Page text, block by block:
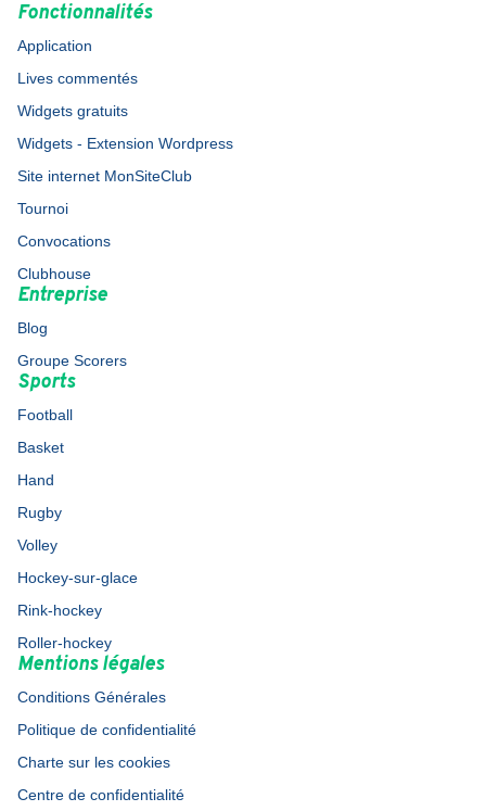
Fonctionnalités
Application
Lives commentés
Widgets gratuits
Widgets - Extension Wordpress
Site internet MonSiteClub
Tournoi
Convocations
Clubhouse
Entreprise
Blog
Groupe Scorers
Sports
Football
Basket
Hand
Rugby
Volley
Hockey-sur-glace
Rink-hockey
Roller-hockey
Mentions légales
Conditions Générales
Politique de confidentialité
Charte sur les cookies
Centre de confidentialité